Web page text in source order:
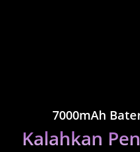
7000mAh
Kalahkan